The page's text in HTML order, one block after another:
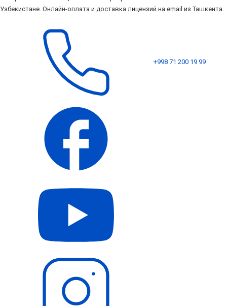
Узбекистане. Онлайн-оплата и доставка лицензий на email из Ташкента.
+998 71 200 19 99